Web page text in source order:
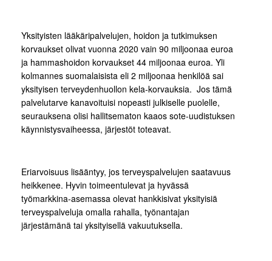
Yksityisten lääkäripalvelujen, hoidon ja tutkimuksen
korvaukset olivat vuonna 2020 vain 90 miljoonaa euroa
ja hammashoidon korvaukset 44 miljoonaa euroa. Yli
kolmannes suomalaisista eli 2 miljoonaa henkilöä sai
yksityisen terveydenhuollon kela-korvauksia. Jos tämä
palvelutarve kanavoituisi nopeasti julkiselle puolelle,
seurauksena olisi hallitsematon kaaos sote-uudistuksen
käynnistysvaiheessa, järjestöt toteavat.
Eriarvoisuus lisääntyy, jos terveyspalvelujen saatavuus
heikkenee. Hyvin toimeentulevat ja hyvässä
työmarkkina-asemassa olevat hankkisivat yksityisiä
terveyspalveluja omalla rahalla, työnantajan
järjestämänä tai yksityisellä vakuutuksella.